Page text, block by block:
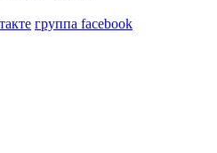
группа facebook